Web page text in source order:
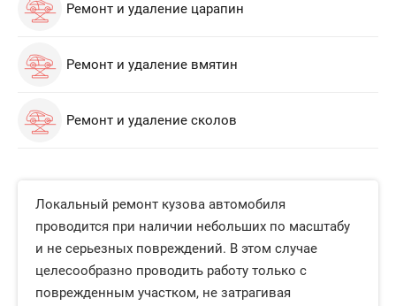
Ремонт и удаление царапин
Ремонт и удаление вмятин
Ремонт и удаление сколов
Локальный ремонт кузова автомобиля
проводится при наличии небольших по масштабу
и не серьезных повреждений. В этом случае
целесообразно проводить работу только с
поврежденным участком, не затрагивая